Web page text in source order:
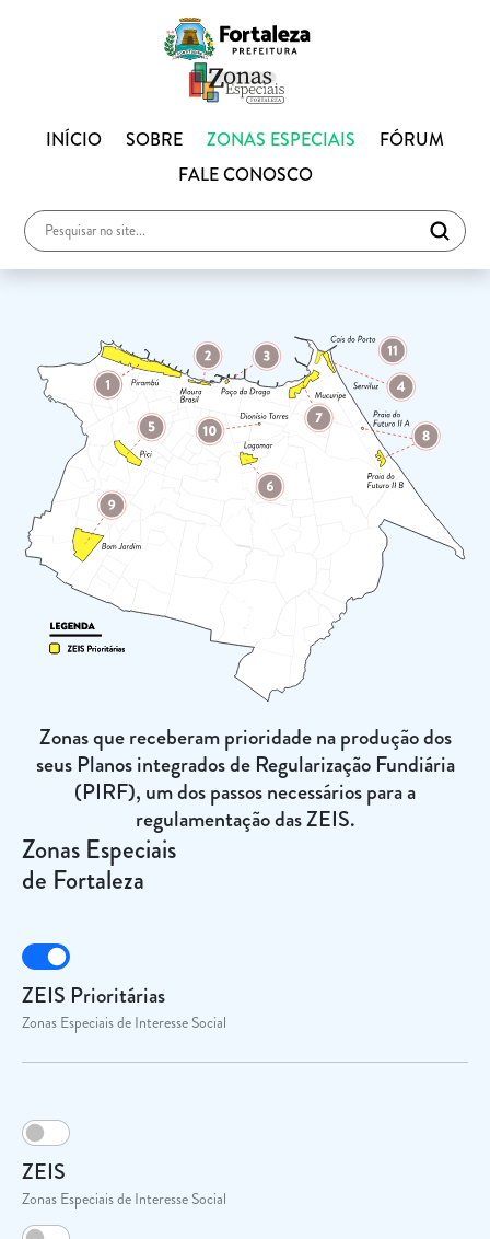
INÍCIO SOBRE ZONAS ESPECIAIS
FÓRUM
FALE CONOSCO
Zonas Especiais
de Fortaleza
ZEIS Prioritárias
Zonas Especiais de Interesse Social
ZEIS
Zonas Especiais de Interesse Social
Zonas que receberam prioridade na produção dos
seus Planos integrados de Regularização Fundiária
(PIRF), um dos passos necessários para a
regulamentação das ZEIS.